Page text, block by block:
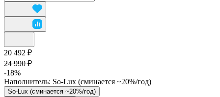
20 492 ₽
24 990 ₽
-18%
Наполнитель: So-Lux (cминается ~20%/год)
So-Lux (cминается ~20%/год)